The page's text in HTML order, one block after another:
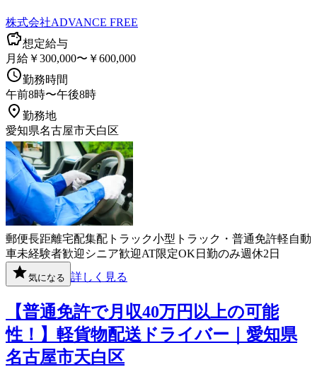
株式会社ADVANCE FREE
想定給与
月給￥300,000〜￥600,000
勤務時間
午前8時〜午後8時
勤務地
愛知県名古屋市天白区
郵便長距離宅配集配 トラック小型トラック・普通免許軽自動
車未経験者歓迎 シニア歓迎AT限定OK 日勤のみ週休2日
気になる 詳しく見る
【普通免許で月収40万円以上の可能
性！】軽貨物配送ドライバー｜愛知県
名古屋市天白区